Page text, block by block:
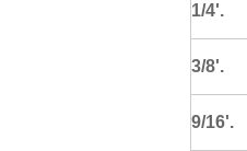
1/4'.
3/8'.
9/16'.